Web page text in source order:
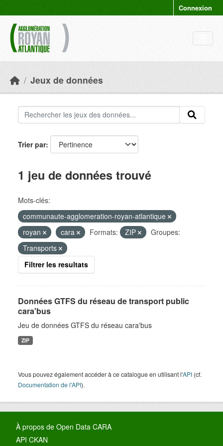
Connexion
Jeux de données
Trier par
1 jeu de données trouvé
Mots-clés:
communaute-agglomeration-royan-atlantique
royan
cara Formats: ZIP
Groupes:
Transports
Filtrer les resultats
Données GTFS du réseau de transport public
cara'bus
Jeu de données GTFS du réseau cara'bus
ZIP
Vous pouvez également accéder à ce catalogue en utilisant l'API (cf.
Documentation de l'API).
À propos de Open Data CARA
API CKAN